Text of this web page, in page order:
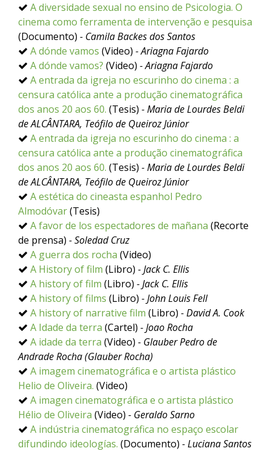
A diversidade sexual no ensino de Psicologia. O
cinema como ferramenta de intervenção e pesquisa
(Documento) - Camila Backes dos Santos
A dónde vamos (Video) - Ariagna Fajardo
A dónde vamos? (Video) - Ariagna Fajardo
A entrada da igreja no escurinho do cinema : a
censura católica ante a produção cinematográfica
dos anos 20 aos 60. (Tesis) - Maria de Lourdes Beldi
de ALCÂNTARA, Teófilo de Queiroz Júnior
A entrada da igreja no escurinho do cinema : a
censura católica ante a produção cinematográfica
dos anos 20 aos 60. (Tesis) - Maria de Lourdes Beldi
de ALCÂNTARA, Teófilo de Queiroz Júnior
A estética do cineasta espanhol Pedro
Almodóvar(Tesis)
A favor de los espectadores de mañana (Recorte
de prensa) - Soledad Cruz
A guerra dos rocha (Video)
A History of film (Libro) - Jack C. Ellis
A history of film (Libro) - Jack C. Ellis
A history of films (Libro) - John Louis Fell
A history of narrative film (Libro) - David A. Cook
A Idade da terra (Cartel) - Joao Rocha
A idade da terra (Video) - Glauber Pedro de
Andrade Rocha (Glauber Rocha)
A imagem cinematográfica e o artista plástico
Helio de Oliveira. (Video)
A imagen cinematográfica e o artista plástico
Hélio de Oliveira (Video) - Geraldo Sarno
A indústria cinematográfica no espaço escolar
difundindo ideologías. (Documento) - Luciana Santos